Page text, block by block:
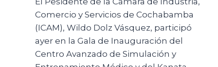
Comercio y Servicios de Cochabamba
(ICAM), Wildo Dolz Vásquez, participó
ayer en la Gala de Inauguración del
Centro Avanzado de Simulación y